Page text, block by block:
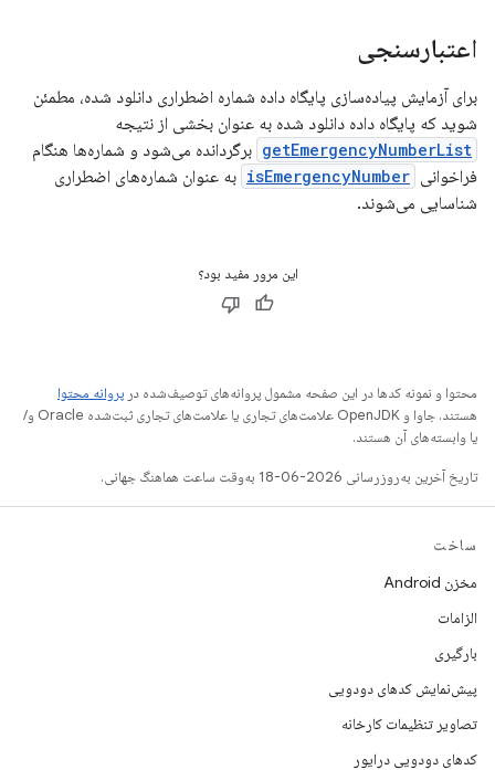
اعتبارسنجی
برای آزمایش پیاده‌سازی پایگاه داده شماره اضطراری دانلود شده، مطمئن
شوید که پایگاه داده دانلود شده به عنوان بخشی از نتیجه
getEmergencyNumberList برگردانده می‌شود و شماره‌ها هنگام
فراخوانی isEmergencyNumber به عنوان شماره‌های اضطراری
شناسایی می‌شوند.
این مرور مفید بود؟
محتوا و نمونه کدها در این صفحه مشمول پروانه‌های توصیف‌شده در پروانه محتوا
هستند. جاوا و OpenJDK علامت‌های تجاری یا علامت‌های تجاری ثبت‌شده Oracle و/
یا وابسته‌های آن هستند.
تاریخ آخرین به‌روزرسانی 2026-06-18 به‌وقت ساعت هماهنگ جهانی.
ساخت
مخزن Android
الزامات
بارگیری
پیش‌نمایش کدهای دودویی
تصاویر تنظیمات کارخانه
کدهای دودویی درایور